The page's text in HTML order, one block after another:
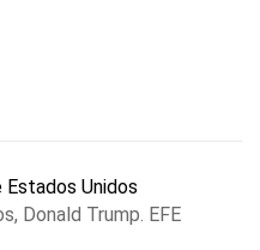
Donald Trump. EFE